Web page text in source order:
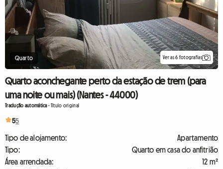
Quarto Ver as 6 fotografias
Quarto aconchegante perto da estação de trem (para
uma noite ou mais) (Nantes - 44000)
Tradução automática-Título original
55
Tipo de alojamento:
Apartamento
Tipo:
Quarto em casa do anfitrião
Área arrendada:
12 m²